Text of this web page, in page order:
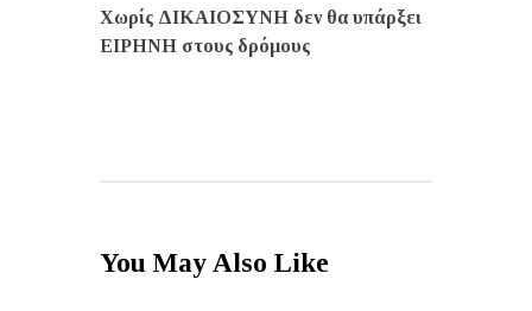
Χωρίς ΔΙΚΑΙΟΣΥΝΗ δεν θα υπάρξει
ΕΙΡΗΝΗ στους δρόμους
You May Also Like